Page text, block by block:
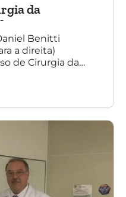
da
Benitti
a direita)
de Cirurgia da
O evento também